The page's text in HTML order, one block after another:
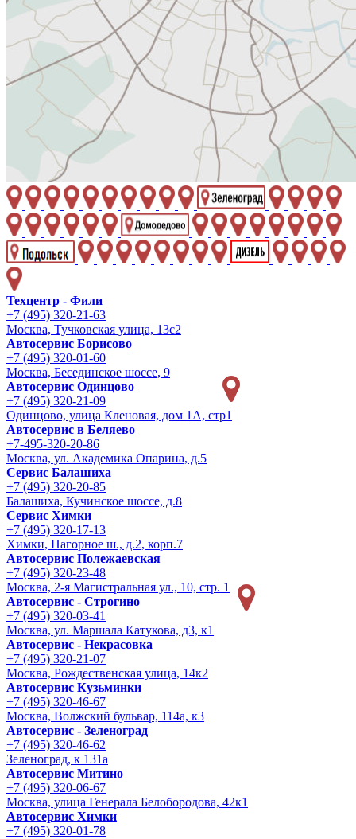
Техцентр - Фили
+7 (495) 320-21-63
Москва, Тучковская улица, 13с2
Автосервис Борисово
+7 (495) 320-01-60
Москва, Бесединское шоссе, 9
Автосервис Одинцово
+7 (495) 320-21-09
Одинцово, улица Кленовая, дом 1А, стр1
Автосервис в Беляево
+7-495-320-20-86
Москва, ул. Академика Опарина, д.5
Сервис Балашиха
+7 (495) 320-20-85
Балашиха, Кучинское шоссе, д.8
Сервис Химки
+7 (495) 320-17-13
Химки, Нагорное ш., д.2, корп.7
Автосервис Полежаевская
+7 (495) 320-23-48
Москва, 2-я Магистральная ул., 10, стр. 1
Автосервис - Строгино
+7 (495) 320-03-41
Москва, ул. Маршала Катукова, д3, к1
Автосервис - Некрасовка
+7 (495) 320-21-07
Москва, Рождественская улица, 14к2
Автосервис Кузьминки
+7 (495) 320-46-67
Москва, Волжский бульвар, 114а, к3
Автосервис - Зеленоград
+7 (495) 320-46-62
Зеленоград, к 131а
Автосервис Митино
+7 (495) 320-06-67
Москва, улица Генерала Белобородова, 42к1
Автосервис Химки
+7 (495) 320-01-78